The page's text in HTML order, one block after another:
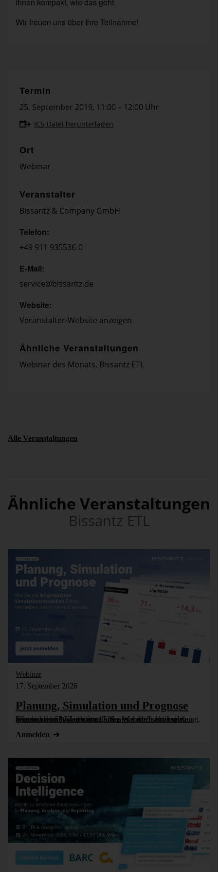
Ihnen kompakt, wie das geht.
Wir freuen uns über Ihre Teilnahme!
Termin
25. September 2019, 11:00 – 12:00 Uhr
ICS-Datei herunterladen
Ort
Webinar
Veranstalter
Bissantz & Company GmbH
Telefon:
+49 911 935536-0
E-Mail:
service@bissantz.de
Website:
Veranstalter-Website anzeigen
Ähnliche Veranstaltungen
Webinar des Monats, Bissantz ETL
Alle Veranstaltungen
Ähnliche Veranstaltungen
Bissantz ETL
Webinar
17. September 2026
Planung, Simulation und Prognose
Wer nicht weiß, was kommt, muss es vorher durchspielen können – in Simulationsmodellen. Wie das funktioniert, zeigen wir im Webinar am 17. September: Szenarioplanung, Simulation und KI-gestützte [...]
Anmelden